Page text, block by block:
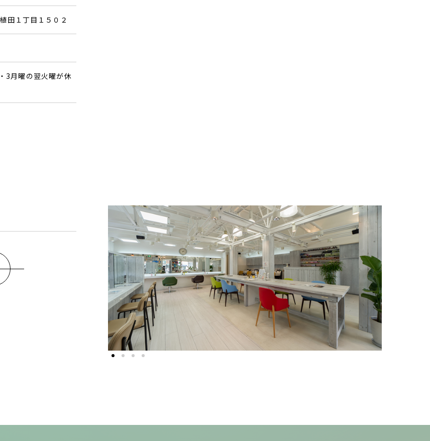
田１丁目１５０２
3月曜の翌火曜が休